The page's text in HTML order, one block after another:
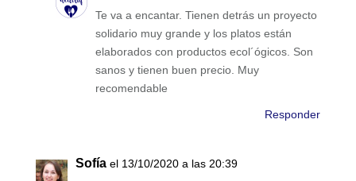
Te va a encantar. Tienen detrás un proyecto
solidario muy grande y los platos están
elaborados con productos ecol´ógicos. Son
sanos y tienen buen precio. Muy
recomendable
Responder
Sofía el 13/10/2020 a las 20:39